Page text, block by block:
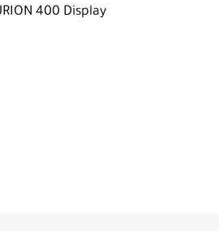
400 Display